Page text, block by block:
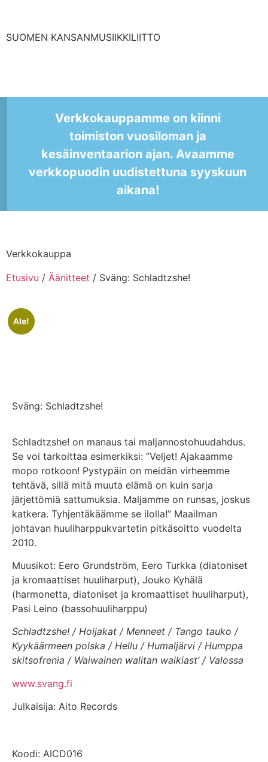
SUOMEN KANSANMUSIIKKILIITTO
Verkkokauppamme on kiinni
toimiston vuosiloman ja
kesäinventaarion ajan. Avaamme
verkkopuodin uudistettuna syyskuun
aikana!
Verkkokauppa
Etusivu / Äänitteet / Sväng: Schladtzshe!
Ale!
Sväng: Schladtzshe!
Schladtzshe! on manaus tai maljannostohuudahdus.
Se voi tarkoittaa esimerkiksi: ”Veljet! Ajakaamme
mopo rotkoon! Pystypäin on meidän virheemme
tehtävä, sillä mitä muuta elämä on kuin sarja
järjettömiä sattumuksia. Maljamme on runsas, joskus
katkera. Tyhjentäkäämme se ilolla!” Maailman
johtavan huuliharppukvartetin pitkäsoitto vuodelta
2010.
Muusikot: Eero Grundström, Eero Turkka (diatoniset
ja kromaattiset huuliharput), Jouko Kyhälä
(harmonetta, diatoniset ja kromaattiset huuliharput),
Pasi Leino (bassohuuliharppu)
Schladtzshe! / Hoijakat / Menneet / Tango tauko /
Kyykäärmeen polska / Hellu / Humaljärvi / Humppa
skitsofrenia / Waiwainen walitan waikiast’ / Valossa
www.svang.fi
Julkaisija: Aito Records
Koodi: AICD016